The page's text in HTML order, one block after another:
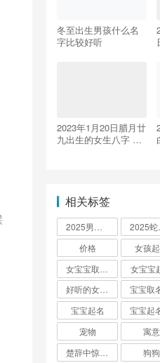
冬至出生男孩什么名
字比较好听
2023年1月20日腊月廿
九出生的女生八字 起
相关标签
价格
女孩
女宝宝
宝宝起名
宠物
寓意
狗狗